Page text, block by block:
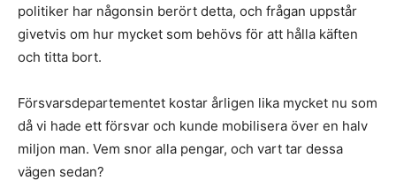
politiker har någonsin berört detta, och frågan uppstår
givetvis om hur mycket som behövs för att hålla käften
och titta bort.
Försvarsdepartementet kostar årligen lika mycket nu som
då vi hade ett försvar och kunde mobilisera över en halv
miljon man. Vem snor alla pengar, och vart tar dessa
vägen sedan?